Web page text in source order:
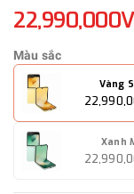
Màu sắc
Vàng
Xanh